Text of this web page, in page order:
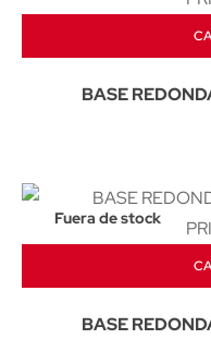
BASE
Fuera de stock
BASE